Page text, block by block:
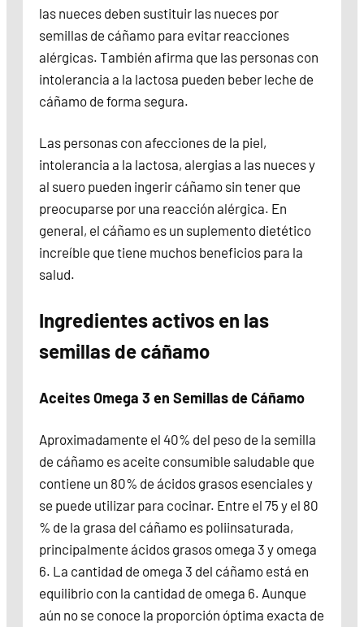
las nueces deben sustituir las nueces por
semillas de cáñamo para evitar reacciones
alérgicas. También afirma que las personas con
intolerancia a la lactosa pueden beber leche de
cáñamo de forma segura.
Las personas con afecciones de la piel,
intolerancia a la lactosa, alergias a las nueces y
al suero pueden ingerir cáñamo sin tener que
preocuparse por una reacción alérgica. En
general, el cáñamo es un suplemento dietético
increíble que tiene muchos beneficios para la
salud.
Ingredientes activos en las
semillas de cáñamo
Aceites Omega 3 en Semillas de Cáñamo
Aproximadamente el 40% del peso de la semilla
de cáñamo es aceite consumible saludable que
contiene un 80% de ácidos grasos esenciales y
se puede utilizar para cocinar. Entre el 75 y el 80
% de la grasa del cáñamo es poliinsaturada,
principalmente ácidos grasos omega 3 y omega
6. La cantidad de omega 3 del cáñamo está en
equilibrio con la cantidad de omega 6. Aunque
aún no se conoce la proporción óptima exacta de